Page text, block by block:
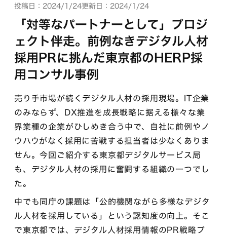
投稿日：2024/1/24更新日：2024/1/24
「対等なパートナーとして」プロジ
ェクト伴走。前例なきデジタル人材
採用PRに挑んだ東京都のHERP採
用コンサル事例
売り手市場が続くデジタル人材の採用現場。IT企業
のみならず、DX推進を成長戦略に据える様々な業
界業種の企業がひしめき合う中で、自社に前例やノ
ウハウがなく採用に苦戦する担当者は少なくありま
せん。今回ご紹介する東京都デジタルサービス局
も、デジタル人材の採用に奮闘する組織の一つでし
た。
中でも同庁の課題は「公的機関ながら多様なデジタ
ル人材を採用している」という認知度の向上。そこ
で東京都では、デジタル人材採用情報のPR戦略プ